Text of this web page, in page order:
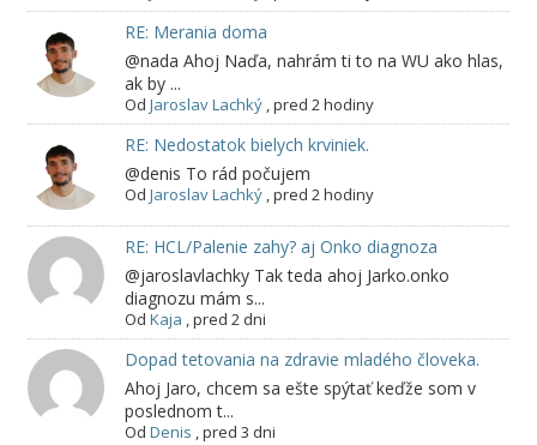
RE: Merania doma
@nada Ahoj Naďa, nahrám ti to na WU ako hlas,
ak by ...
Od Jaroslav Lachký,pred 2 hodiny
RE: Nedostatok bielych krviniek.
@denis To rád počujem
Od Jaroslav Lachký,pred 2 hodiny
RE: HCL/Palenie zahy? aj Onko diagnoza
@jaroslavlachky Tak teda ahoj Jarko.onko
diagnozu mám s...
Od Kaja ,pred 2 dni
Dopad tetovania na zdravie mladého človeka.
Ahoj Jaro, chcem sa ešte spýtať keďže som v
poslednom t...
Od Denis ,pred 3 dni